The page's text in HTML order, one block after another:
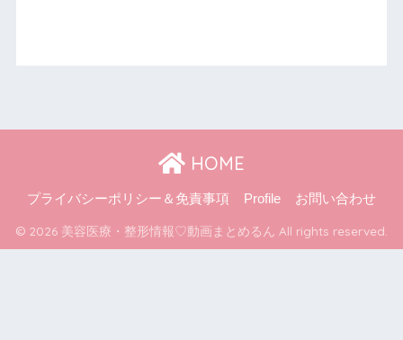
HOME
プライバシーポリシー＆免責事項 Profile お問い合わせ
© 2026 美容医療・整形情報♡動画まとめるん All rights reserved.